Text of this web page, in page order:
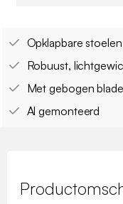
Opklapbare stoelen
Robuust,
Met gebogen
Al gemonteerd